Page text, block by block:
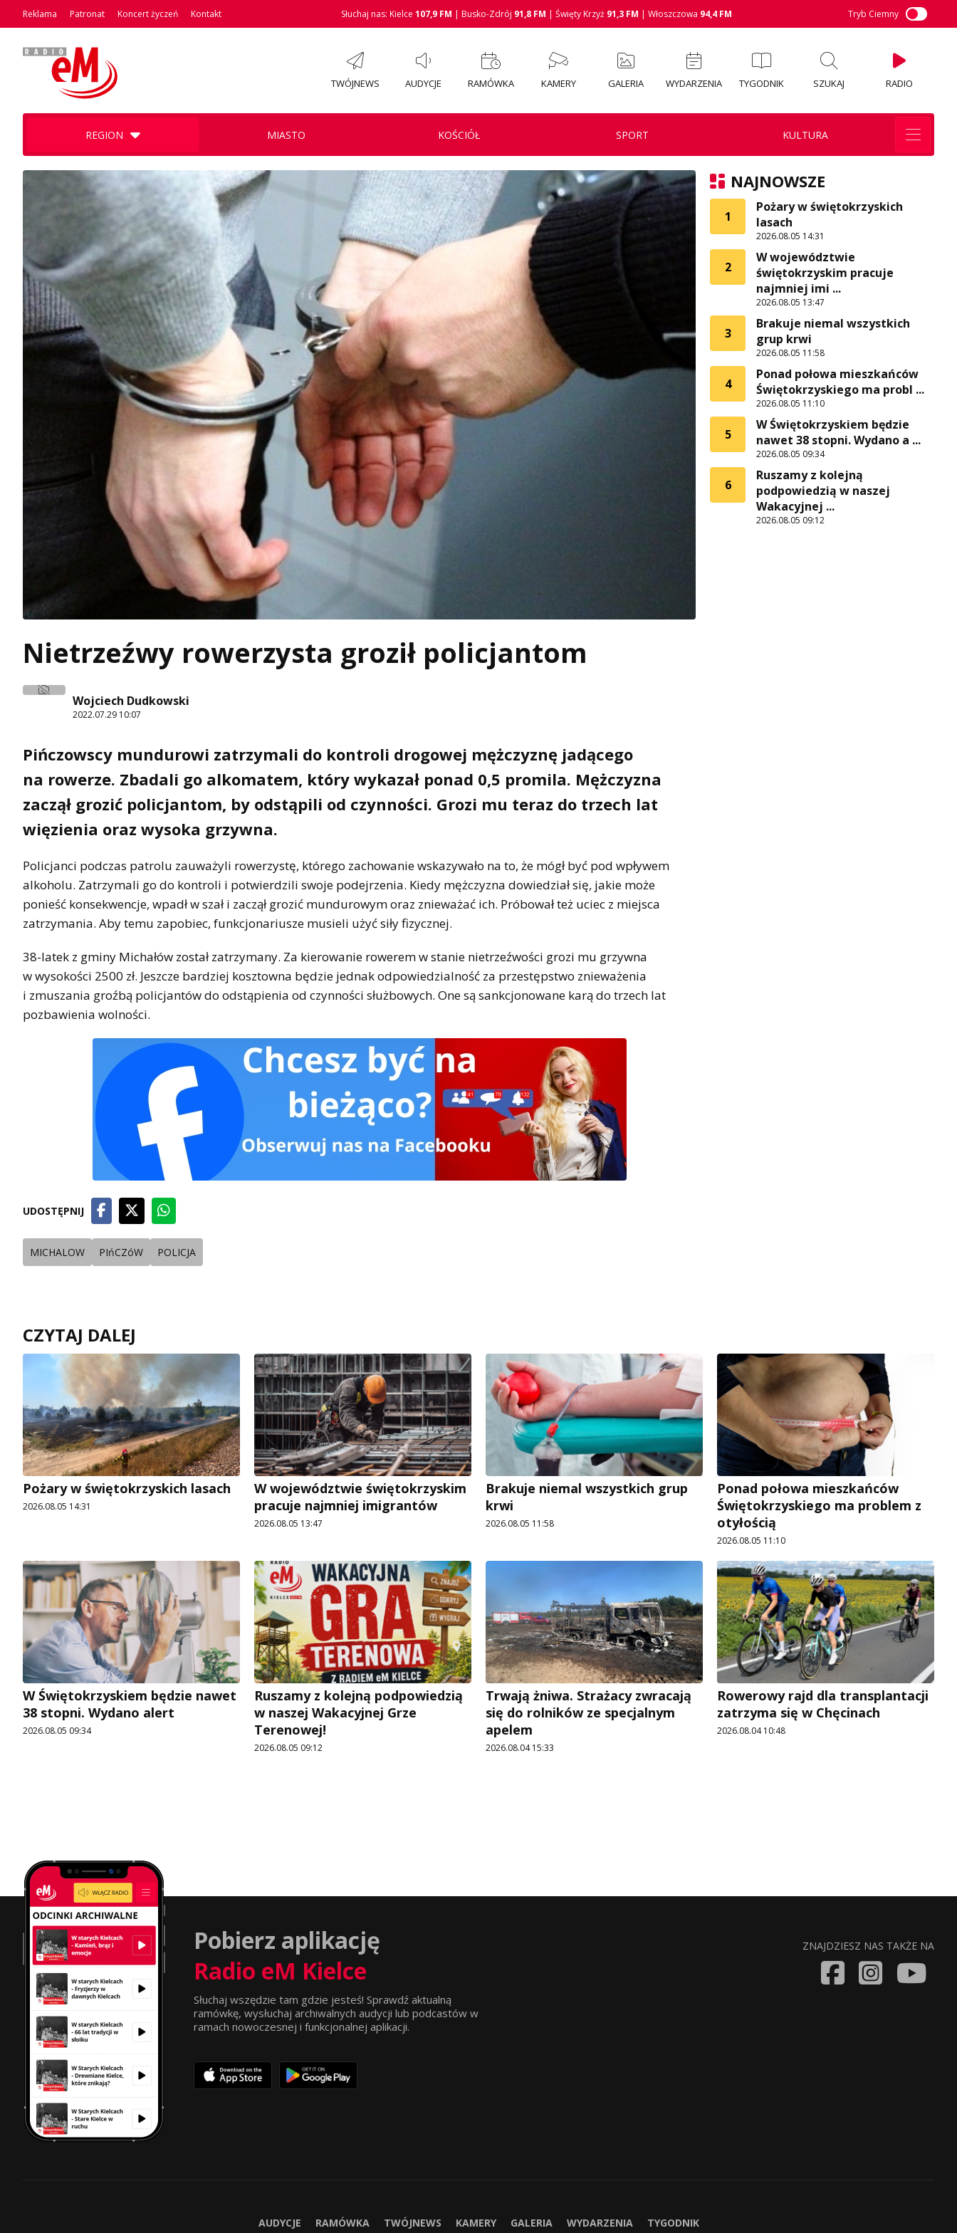
Reklama Patronat Koncert życzeń Kontakt Słuchaj nas: Kielce 107,9 FM | Busko-Zdrój 91,8 FM | Święty Krzyż 91,3 FM | Włoszczowa 94,4 FM Tryb Ciemny
TWÓJNEWS AUDYCJE RAMÓWKA KAMERY GALERIA WYDARZENIA TYGODNIK SZUKAJ RADIO
REGION MIASTO KOŚCIÓŁ SPORT KULTURA
Nietrzeźwy rowerzysta groził policjantom
Wojciech Dudkowski
2022.07.29 10:07
Pińczowscy mundurowi zatrzymali do kontroli drogowej mężczyznę jadącego
na rowerze. Zbadali go alkomatem, który wykazał ponad 0,5 promila. Mężczyzna
zaczął grozić policjantom, by odstąpili od czynności. Grozi mu teraz do trzech lat
więzienia oraz wysoka grzywna.
Policjanci podczas patrolu zauważyli rowerzystę, którego zachowanie wskazywało na to, że mógł być pod wpływem
alkoholu. Zatrzymali go do kontroli i potwierdzili swoje podejrzenia. Kiedy mężczyzna dowiedział się, jakie może
ponieść konsekwencje, wpadł w szał i zaczął grozić mundurowym oraz znieważać ich. Próbował też uciec z miejsca
zatrzymania. Aby temu zapobiec, funkcjonariusze musieli użyć siły fizycznej.
38-latek z gminy Michałów został zatrzymany. Za kierowanie rowerem w stanie nietrzeźwości grozi mu grzywna
w wysokości 2500 zł. Jeszcze bardziej kosztowna będzie jednak odpowiedzialność za przestępstwo znieważenia
i zmuszania groźbą policjantów do odstąpienia od czynności służbowych. One są sankcjonowane karą do trzech lat
pozbawienia wolności.
UDOSTĘPNIJ
MICHALOW PIńCZóW POLICJA
NAJNOWSZE
1
Pożary w świętokrzyskich
lasach
2026.08.05 14:31
2
W województwie
świętokrzyskim pracuje
najmniej imi ...
2026.08.05 13:47
3
Brakuje niemal wszystkich
grup krwi
2026.08.05 11:58
4
Ponad połowa mieszkańców
Świętokrzyskiego ma probl ...
2026.08.05 11:10
5
W Świętokrzyskiem będzie
nawet 38 stopni. Wydano a ...
2026.08.05 09:34
6
Ruszamy z kolejną
podpowiedzią w naszej
Wakacyjnej ...
2026.08.05 09:12
CZYTAJ DALEJ
Pożary w świętokrzyskich lasach
2026.08.05 14:31
W województwie świętokrzyskim
pracuje najmniej imigrantów
2026.08.05 13:47
Brakuje niemal wszystkich grup
krwi
2026.08.05 11:58
Ponad połowa mieszkańców
Świętokrzyskiego ma problem z
otyłością
2026.08.05 11:10
W Świętokrzyskiem będzie nawet
38 stopni. Wydano alert
2026.08.05 09:34
Ruszamy z kolejną podpowiedzią
w naszej Wakacyjnej Grze
Terenowej!
2026.08.05 09:12
Trwają żniwa. Strażacy zwracają
się do rolników ze specjalnym
apelem
2026.08.04 15:33
Rowerowy rajd dla transplantacji
zatrzyma się w Chęcinach
2026.08.04 10:48
Pobierz aplikację
Radio eM Kielce
Słuchaj wszędzie tam gdzie jesteś! Sprawdź aktualną
ramówkę, wysłuchaj archiwalnych audycji lub podcastów w
ramach nowoczesnej i funkcjonalnej aplikacji.
ZNAJDZIESZ NAS TAKŻE NA
AUDYCJE RAMÓWKA TWÓJNEWS KAMERY GALERIA WYDARZENIA TYGODNIK